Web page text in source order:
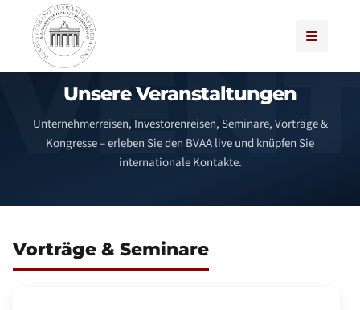
Unsere Veranstaltungen
Unternehmerreisen, Investorenreisen, Seminare, Vorträge &
Kongresse – erleben Sie den BVAA live und knüpfen Sie
internationale Kontakte.
Vorträge & Seminare